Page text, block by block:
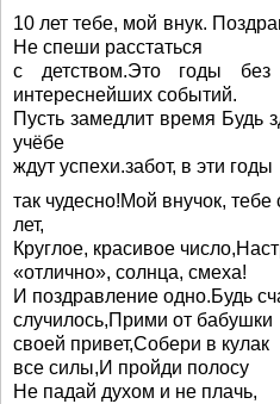
10 лет тебе, мой внук.
Не спеши расстаться
с детством.Это годы без
интереснейших событий.
Пусть замедлит время Будь
учёбе
ждут успехи.забот, в эти годы
так чудесно!Мой внучок, тебе
лет,
Круглое, красивое
«отлично», солнца, смеха!
И поздравление одно.Будь
случилось,Прими от бабушки
своей привет,Собери в кулак
все силы,И пройди полосу
Не падай духом и не плачь,